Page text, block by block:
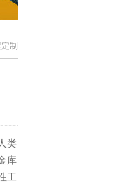
制
类
库
工